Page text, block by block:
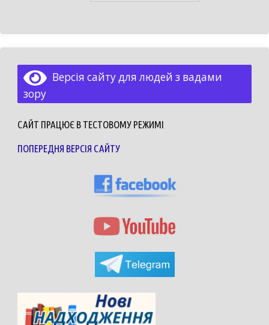
Версія сайту для людей з вадами
зору
САЙТ ПРАЦЮЄ В ТЕСТОВОМУ РЕЖИМІ
ПОПЕРЕДНЯ ВЕРСІЯ САЙТУ